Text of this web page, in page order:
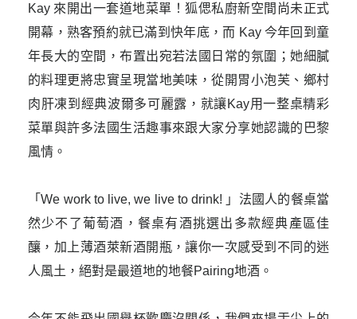
Kay 來開出一套道地菜單！狐偲私廚新空間尚未正式
開幕，熟客預約就已滿到快年底，而 Kay 今年回到童
年長大的空間，布置出宛若法國日常的氛圍；她細膩
的料理更將忠實呈現當地美味，從開胃小泡芙、鄉村
肉肝凍到經典波爾多可麗露，就讓Kay用一整桌精彩
菜單與許多法國生活趣事來跟大家分享她認識的巴黎
風情。
「We work to live, we live to drink! 」法國人的餐桌當
然少不了葡萄酒，餐桌有酒挑選出多款經典產區佳
釀，加上薄酒萊新酒開瓶，讓你一次感受到不同的迷
人風土，絕對是最道地的地餐Pairing地酒。